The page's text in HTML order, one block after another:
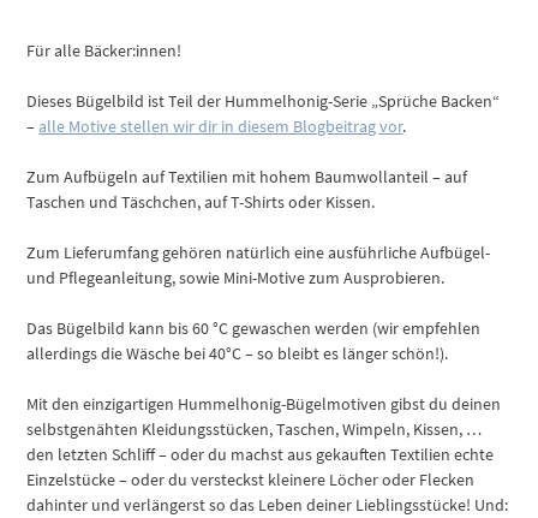
Für alle Bäcker:innen!
Dieses Bügelbild ist Teil der Hummelhonig-Serie „Sprüche Backen“
–alle Motive stellen wir dir in diesem Blogbeitrag vor.
Zum Aufbügeln auf Textilien mit hohem Baumwollanteil – auf
Taschen und Täschchen, auf T-Shirts oder Kissen.
Zum Lieferumfang gehören natürlich eine ausführliche Aufbügel-
und Pflegeanleitung, sowie Mini-Motive zum Ausprobieren.
Das Bügelbild kann bis 60 °C gewaschen werden (wir empfehlen
allerdings die Wäsche bei 40°C – so bleibt es länger schön!).
Mit den einzigartigen Hummelhonig-Bügelmotiven gibst du deinen
selbstgenähten Kleidungsstücken, Taschen, Wimpeln, Kissen, …
den letzten Schliff – oder du machst aus gekauften Textilien echte
Einzelstücke – oder du versteckst kleinere Löcher oder Flecken
dahinter und verlängerst so das Leben deiner Lieblingsstücke! Und: